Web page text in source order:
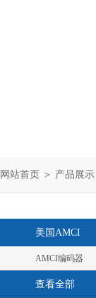
网站首页 ＞ 产品展示
美国AMCI
AMCI编码器
查看全部